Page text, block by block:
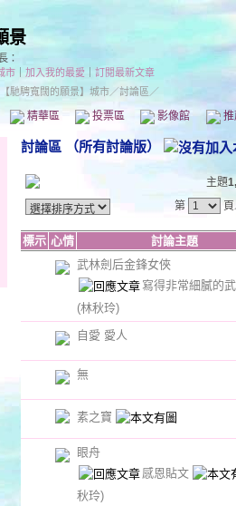
景
：
市 加入我的最愛
訂閱最新文章
【馳騁寬闊的願景】城市／討論區／
精華區 投票區 影像館
討論區 （所有討論版）
主題
第
標示 心情
討論主題
武林劍后金鋒女俠
寫得非常細膩的
(林秋玲)
自愛 愛人
無
素之寶
眼舟
感恩貼文
秋玲)